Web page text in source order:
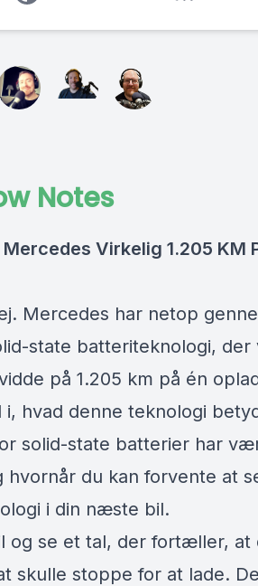
Notes
Virkelig 1.205 KM
Mercedes har netop
state batteriteknologi, der
på 1.205 km på én
hvad denne teknologi
solid-state batterier har
du kan forvente at
i din næste bil.
og se et tal, der fortæller, at
skulle stoppe for at lade.